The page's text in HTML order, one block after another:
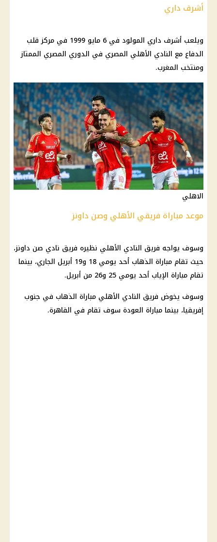
أشرف داري
ويلعب أشرف داري المولود في 6 مايو 1999 في مركز قلب
الدفاع مع النادي الأهلي المصري في الدوري المصري الممتاز
و‌منتخب المغرب.
الاهلي
موعد مباراة فريقي الأهلي وصن داونز
وسوف يواجه فريق النادي الأهلي نظيره فريق نادي صن داونز،
حيث تقام مباراة الذهاب أحد يومي 18 و19 أبريل الجاري، بينما
تقام مباراة الإياب أحد يومي 25 و26 من أبريل.
وسوف يخوض فريق النادي الأهلي مباراة الذهاب في جنوب
إفريقيا، بينما مباراة العودة سوف تقام في القاهرة.